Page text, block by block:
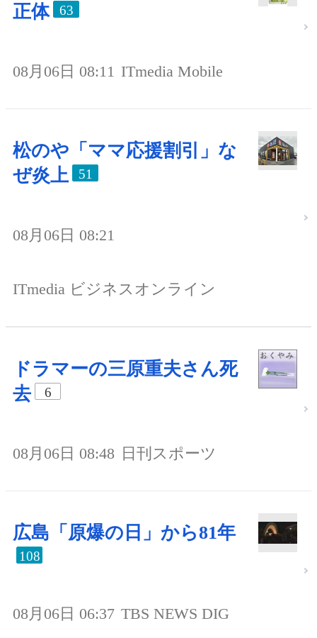
正体
63
08月06日 08:11 ITmedia Mobile
松のや「ママ応援割引」な
ぜ炎上
51
08月06日 08:21
ITmedia ビジネスオンライン
ドラマーの三原重夫さん死
去
6
08月06日 08:48 日刊スポーツ
広島「原爆の日」から81年
108
08月06日 06:37 TBS NEWS DIG